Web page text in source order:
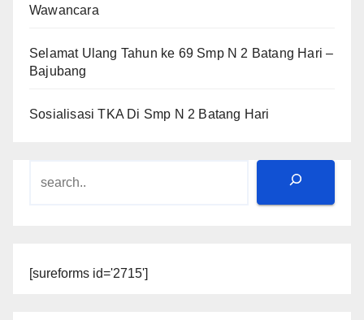
Wawancara
Selamat Ulang Tahun ke 69 Smp N 2 Batang Hari –
Bajubang
Sosialisasi TKA Di Smp N 2 Batang Hari
Search
[sureforms id='2715']